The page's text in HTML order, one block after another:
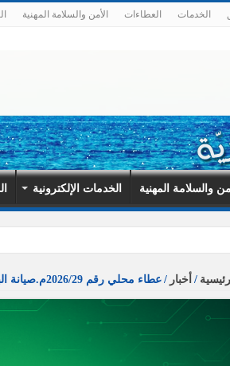
الخدمات العطاءات الأمن والسلامة المهنية
والسلامة المهنية الخدمات الإلكترونية
/ أخبار / عطاء محلي رقم 2026/29م.صيانة الباكيات المتضررة في سور ميناء سلوم.